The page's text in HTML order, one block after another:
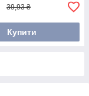
39,93 ₴
Купити